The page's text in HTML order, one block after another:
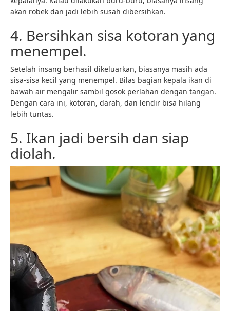
akan robek dan jadi lebih susah dibersihkan.
4. Bersihkan sisa kotoran yang
menempel.
Setelah insang berhasil dikeluarkan, biasanya masih ada
sisa-sisa kecil yang menempel. Bilas bagian kepala ikan di
bawah air mengalir sambil gosok perlahan dengan tangan.
Dengan cara ini, kotoran, darah, dan lendir bisa hilang
lebih tuntas.
5. Ikan jadi bersih dan siap
diolah.